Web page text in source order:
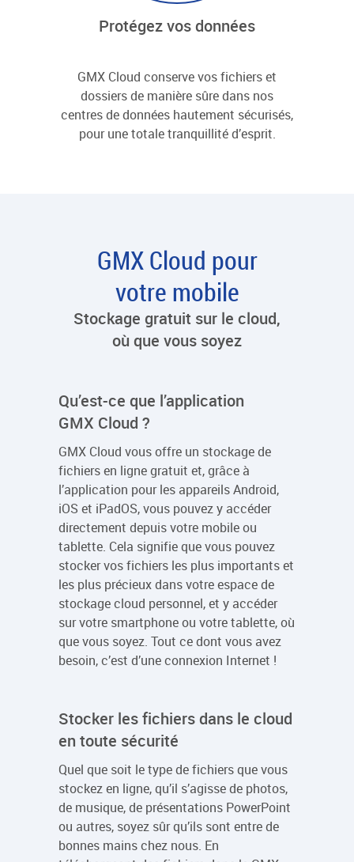
Protégez vos données
GMX Cloud conserve vos fichiers et
dossiers de manière sûre dans nos
centres de données hautement sécurisés,
pour une totale tranquillité d’esprit.
GMX Cloud pour
votre mobile
Stockage gratuit sur le cloud,
où que vous soyez
Qu’est-ce que l’application
GMX Cloud ?
GMX Cloud vous offre un stockage de
fichiers en ligne gratuit et, grâce à
l’application pour les appareils Android,
iOS et iPadOS, vous pouvez y accéder
directement depuis votre mobile ou
tablette. Cela signifie que vous pouvez
stocker vos fichiers les plus importants et
les plus précieux dans votre espace de
stockage cloud personnel, et y accéder
sur votre smartphone ou votre tablette, où
que vous soyez. Tout ce dont vous avez
besoin, c’est d’une connexion Internet !
Stocker les fichiers dans le cloud
en toute sécurité
Quel que soit le type de fichiers que vous
stockez en ligne, qu’il s’agisse de photos,
de musique, de présentations PowerPoint
ou autres, soyez sûr qu’ils sont entre de
bonnes mains chez nous. En